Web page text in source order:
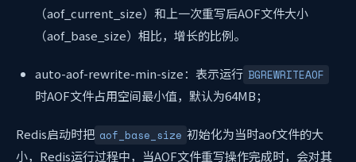
（aof_current_size）和上一次重写后AOF文件大小
（aof_base_size）相比，增长的比例。
auto-aof-rewrite-min-size：表示运行 BGREWRITEAOF
时AOF文件占用空间最小值，默认为64MB；
Redis启动时把 aof_base_size 初始化为当时aof文件的大
小，Redis运行过程中，当AOF文件重写操作完成时，会对其